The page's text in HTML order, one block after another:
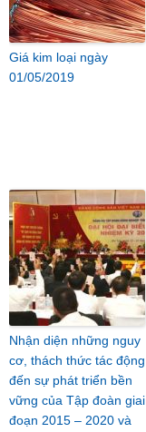
Giá kim loại ngày
01/05/2019
Nhận diện những nguy
cơ, thách thức tác động
đến sự phát triển bền
vững của Tập đoàn giai
đoạn 2015 – 2020 và